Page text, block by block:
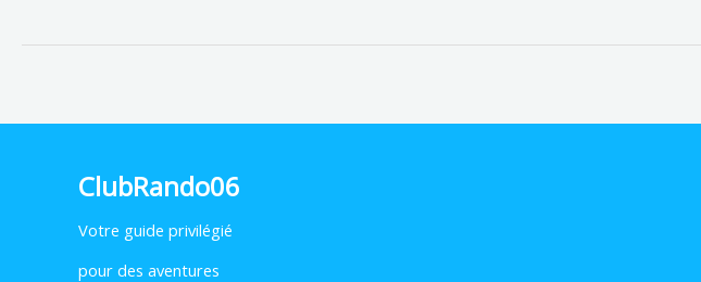
ClubRando06
Votre guide privilégié
pour des aventures